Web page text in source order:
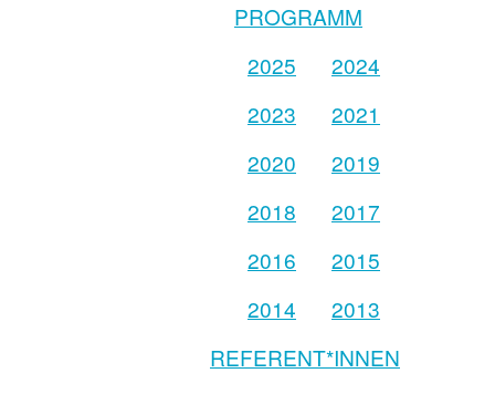
PROGRAMM
2025
2024
2023
2021
2020
2019
2018
2017
2016
2015
2014
2013
REFERENT*INNEN